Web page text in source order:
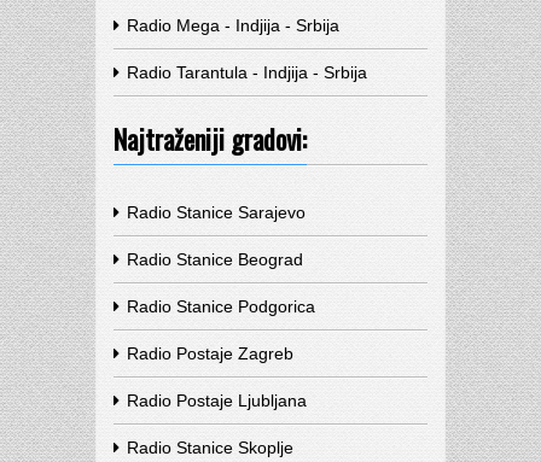
Radio Mega - Indjija - Srbija
Radio Tarantula - Indjija - Srbija
Najtraženiji gradovi:
Radio Stanice Sarajevo
Radio Stanice Beograd
Radio Stanice Podgorica
Radio Postaje Zagreb
Radio Postaje Ljubljana
Radio Stanice Skoplje